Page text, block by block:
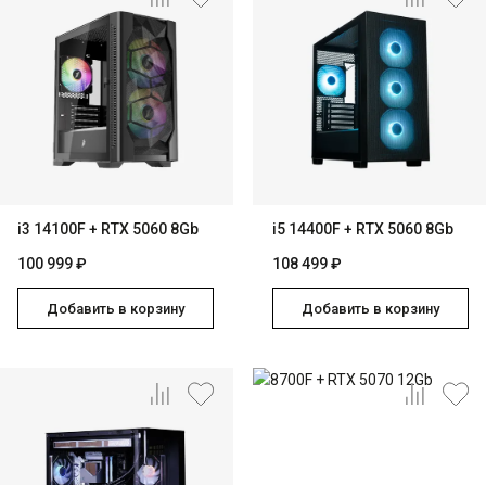
i3 14100F + RTX 5060 8Gb
100 999 ₽
Добавить в корзину
i5 14400F + RTX 5060 8Gb
108 499 ₽
Добавить в корзину